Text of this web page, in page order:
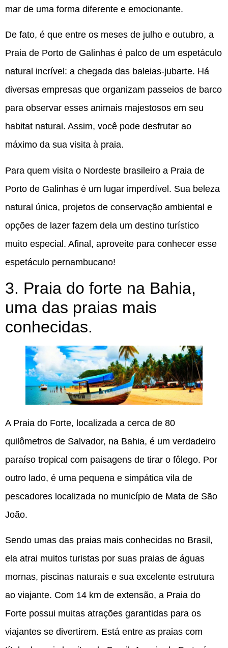
mar de uma forma diferente e emocionante.
De fato, é que entre os meses de julho e outubro, a
Praia de Porto de Galinhas é palco de um espetáculo
natural incrível: a chegada das baleias-jubarte. Há
diversas empresas que organizam passeios de barco
para observar esses animais majestosos em seu
habitat natural. Assim, você pode desfrutar ao
máximo da sua visita à praia.
Para quem visita o Nordeste brasileiro a Praia de
Porto de Galinhas é um lugar imperdível. Sua beleza
natural única, projetos de conservação ambiental e
opções de lazer fazem dela um destino turístico
muito especial. Afinal, aproveite para conhecer esse
espetáculo pernambucano!
3. Praia do forte na Bahia,
uma das praias mais
conhecidas.
A Praia do Forte, localizada a cerca de 80
quilômetros de Salvador, na Bahia, é um verdadeiro
paraíso tropical com paisagens de tirar o fôlego. Por
outro lado, é uma pequena e simpática vila de
pescadores localizada no município de Mata de São
João.
Sendo umas das praias mais conhecidas no Brasil,
ela atrai muitos turistas por suas praias de águas
mornas, piscinas naturais e sua excelente estrutura
ao viajante. Com 14 km de extensão, a Praia do
Forte possui muitas atrações garantidas para os
viajantes se divertirem. Está entre as praias com